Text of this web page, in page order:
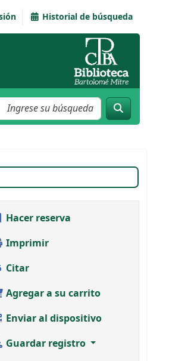
Historial de búsqueda
Hacer reserva
Imprimir
Citar
Agregar a su carrito
Enviar al dispositivo
Guardar registro